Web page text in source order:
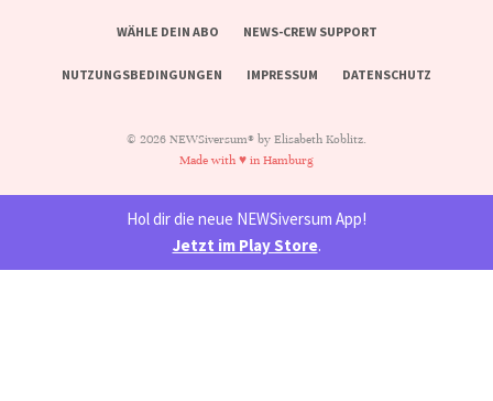
WÄHLE DEIN ABO NEWS-CREW SUPPORT
NUTZUNGSBEDINGUNGEN IMPRESSUM DATENSCHUTZ
© 2026 NEWSiversum® by Elisabeth Koblitz.
Made with ♥ in Hamburg
Hol dir die neue NEWSiversum App!
Jetzt im Play Store.